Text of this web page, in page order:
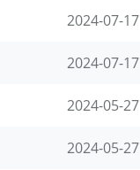
2024-07-17
2024-07-17
2024-05-27
2024-05-27